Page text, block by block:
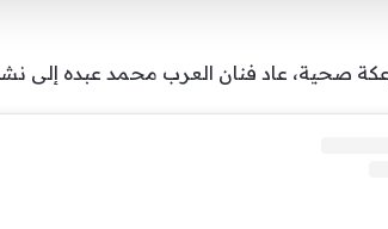
صحية، عاد فنان العرب محمد عبده إلى